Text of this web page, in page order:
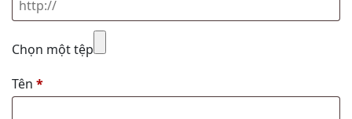
Chọn một tệp
Tên *